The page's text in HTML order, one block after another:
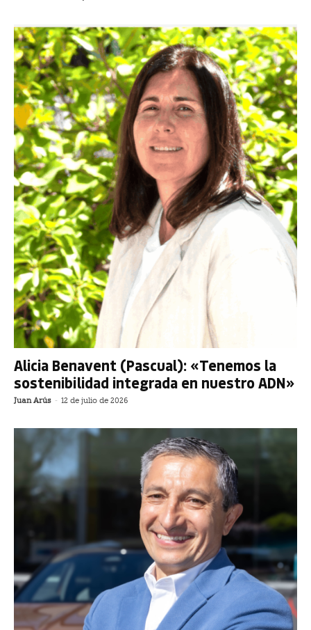
Alicia Benavent (Pascual): «Tenemos la
sostenibilidad integrada en nuestro ADN»
Juan Arús - 12 de julio de 2026